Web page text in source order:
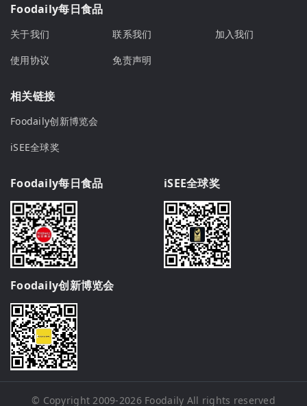
Foodaily每日食品
关于我们 联系我们
加入我们
使用协议
免责声明
相关链接
Foodaily创新博览会
iSEE全球奖
Foodaily每日食品 iSEE全球奖
Foodaily创新博览会
© Copyright 2009-2026 Foodaily All rights reserved